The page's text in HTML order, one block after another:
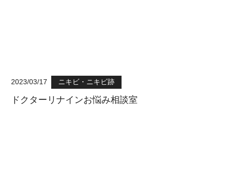
2023/03/17 ニキビ・ニキビ跡
ドクターリナインお悩み相談室